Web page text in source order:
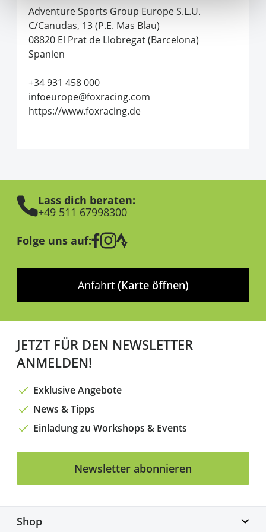
Adventure Sports Group Europe S.L.U.
C/Canudas, 13 (P.E. Mas Blau)
08820 El Prat de Llobregat (Barcelona)
Spanien
+34 931 458 000
infoeurope@foxracing.com
https://www.foxracing.de
Lass dich beraten:
+49 511 67998300
Folge uns auf:
Anfahrt (Karte öffnen)
JETZT FÜR DEN NEWSLETTER
ANMELDEN!
Exklusive Angebote
News & Tipps
Einladung zu Workshops & Events
Newsletter abonnieren
Shop